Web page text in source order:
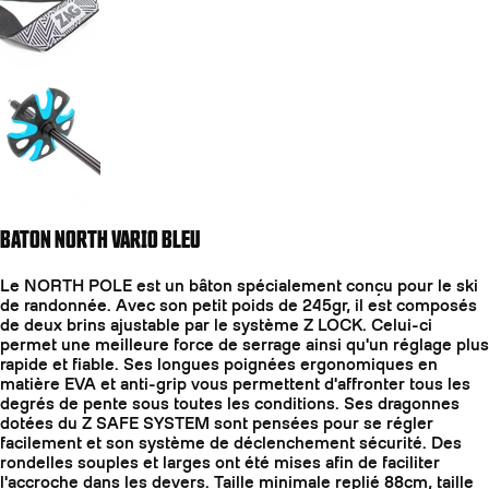
BATON NORTH VARIO BLEU
Le NORTH POLE est un bâton spécialement conçu pour le ski
de randonnée. Avec son petit poids de 245gr, il est composés
de deux brins ajustable par le système Z LOCK. Celui-ci
permet une meilleure force de serrage ainsi qu'un réglage plus
rapide et fiable. Ses longues poignées ergonomiques en
matière EVA et anti-grip vous permettent d'affronter tous les
degrés de pente sous toutes les conditions. Ses dragonnes
dotées du Z SAFE SYSTEM sont pensées pour se régler
facilement et son système de déclenchement sécurité. Des
rondelles souples et larges ont été mises afin de faciliter
l'accroche dans les devers. Taille minimale replié 88cm, taille